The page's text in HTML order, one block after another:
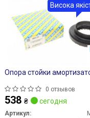
Опора стойки
0 отзывов
538 ₴ сегодня
Артикул:
Висока